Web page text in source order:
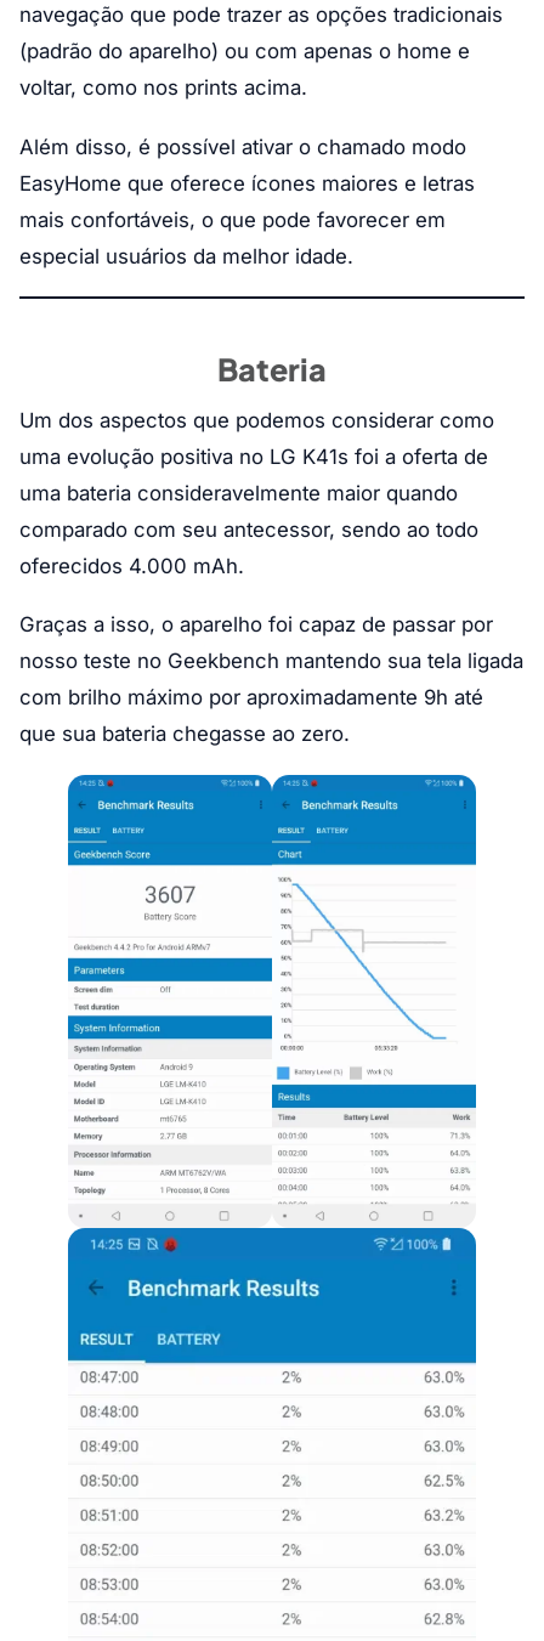
navegação que pode trazer as opções tradicionais
(padrão do aparelho) ou com apenas o home e
voltar, como nos prints acima.
Além disso, é possível ativar o chamado modo
EasyHome que oferece ícones maiores e letras
mais confortáveis, o que pode favorecer em
especial usuários da melhor idade.
Bateria
Um dos aspectos que podemos considerar como
uma evolução positiva no LG K41s foi a oferta de
uma bateria consideravelmente maior quando
comparado com seu antecessor, sendo ao todo
oferecidos 4.000 mAh.
Graças a isso, o aparelho foi capaz de passar por
nosso teste no Geekbench mantendo sua tela ligada
com brilho máximo por aproximadamente 9h até
que sua bateria chegasse ao zero.